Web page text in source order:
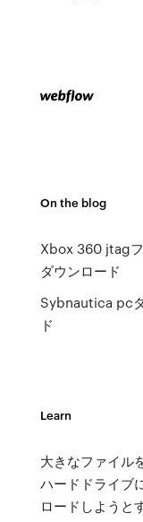
On the blog
Xbox 360 jtag
ダウンロード
Sybnautica pc
ド
Learn
大きなファイル
ハードドライブ
ロードしようと